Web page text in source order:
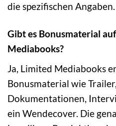
die spezifischen Angaben.
Gibt es Bonusmaterial
Mediabooks?
Ja, Limited Mediabooks
Bonusmaterial wie
Dokumentationen,
ein Wendecover. Die